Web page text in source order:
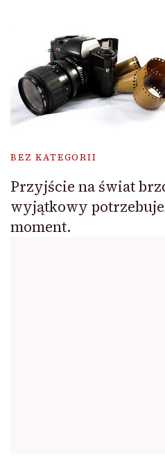
BEZ KATEGORII
Przyjście na świat
wyjątkowy
moment.